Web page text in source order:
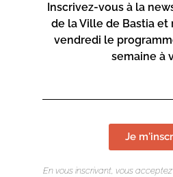
Inscrivez-vous à la
de la Ville de Bastia et
vendredi le
semaine à
Je
En vous inscrivant, vous